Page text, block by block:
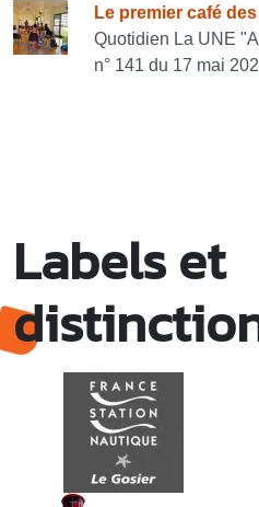
Le premier café
Quotidien La UNE
n° 141 du 17 mai
Labels et